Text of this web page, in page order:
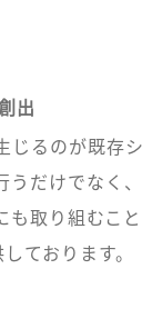
出
るのが既存
だけでなく
取り組むこ
ております。